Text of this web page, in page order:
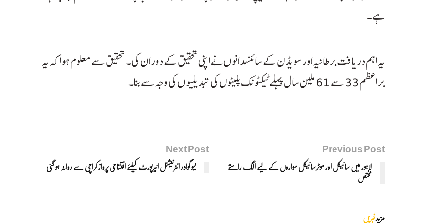
ہے۔
یہ اہم دریافت برطانیہ اور سویڈن کے سائنسدانوں نے اپنی تحقیق کے دوران کی۔ تحقیق سے معلوم ہوا کہ یہ
براعظم 33 سے 61 ملین سال پہلے ٹیکٹونک پلیٹوں کی تبدیلیوں کی وجہ سے بنا۔
Previous Post
لاہور میں سائیکل اور موٹرسائیکل سواروں کے لیے الگ راستے
مختص
Next Post
نیو گوادر انٹرنیشنل ائیرپورٹ کیلئے افتتاحی پرواز کراچی سے روانہ ہو گئی
مزیدخبریں